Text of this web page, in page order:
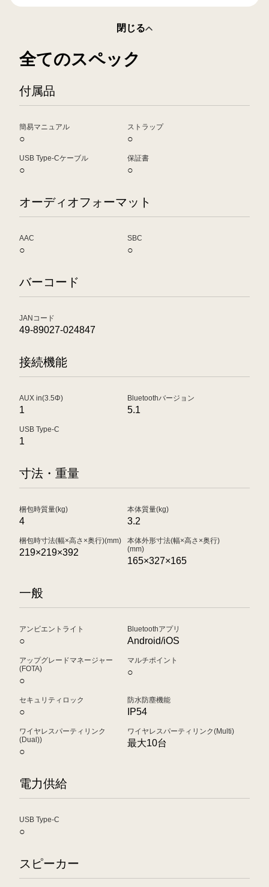
閉じる
全てのスペック
付属品
簡易マニュアル
○
ストラップ
○
USB Type-Cケーブル
○
保証書
○
オーディオフォーマット
AAC
○
SBC
○
バーコード
JANコード
49-89027-024847
接続機能
AUX in(3.5Φ)
1
Bluetoothバージョン
5.1
USB Type-C
1
寸法・重量
梱包時質量(kg)
4
本体質量(kg)
3.2
梱包時寸法(幅×高さ×奥行)(mm)
219×219×392
本体外形寸法(幅×高さ×奥行)
(mm)
165×327×165
一般
アンビエントライト
○
Bluetoothアプリ
Android/iOS
アップグレードマネージャー
(FOTA)
○
マルチポイント
○
セキュリティロック
○
防水防塵機能
IP54
ワイヤレスパーティリンク
(Dual))
○
ワイヤレスパーティリンク(Multi)
最大10台
電力供給
USB Type-C
○
スピーカー